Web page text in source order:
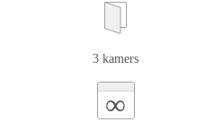
3 kamers
∞